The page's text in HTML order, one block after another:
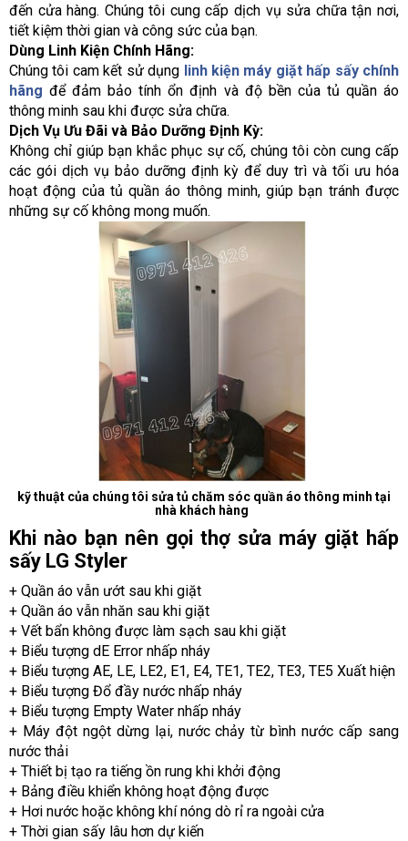
đến cửa hàng. Chúng tôi cung cấp dịch vụ sửa chữa tận nơi,
tiết kiệm thời gian và công sức của bạn.
Dùng Linh Kiện Chính Hãng:
Chúng tôi cam kết sử dụng linh kiện máy giặt hấp sấy chính
hãng để đảm bảo tính ổn định và độ bền của tủ quần áo
thông minh sau khi được sửa chữa.
Dịch Vụ Ưu Đãi và Bảo Dưỡng Định Kỳ:
Không chỉ giúp bạn khắc phục sự cố, chúng tôi còn cung cấp
các gói dịch vụ bảo dưỡng định kỳ để duy trì và tối ưu hóa
hoạt động của tủ quần áo thông minh, giúp bạn tránh được
những sự cố không mong muốn.
kỹ thuật của chúng tôi sửa tủ chăm sóc quần áo thông minh tại
nhà khách hàng
Khi nào bạn nên gọi thợ sửa máy giặt hấp
sấy LG Styler
+ Quần áo vẫn ướt sau khi giặt
+ Quần áo vẫn nhăn sau khi giặt
+ Vết bẩn không được làm sạch sau khi giặt
+ Biểu tượng dE Error nhấp nháy
+ Biểu tượng AE, LE, LE2, E1, E4, TE1, TE2, TE3, TE5 Xuất hiện
+ Biểu tượng Đổ đầy nước nhấp nháy
+ Biểu tượng Empty Water nhấp nháy
+ Máy đột ngột dừng lại, nước chảy từ bình nước cấp sang
nước thải
+ Thiết bị tạo ra tiếng ồn rung khi khởi động
+ Bảng điều khiển không hoạt động được
+ Hơi nước hoặc không khí nóng dò rỉ ra ngoài cửa
+ Thời gian sấy lâu hơn dự kiến